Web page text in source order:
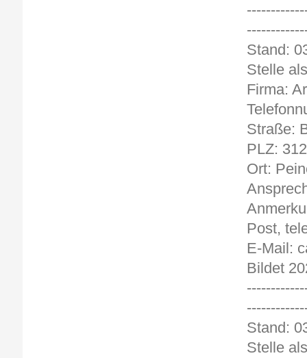
Stelle
Firma:
Straße:
PLZ:
Ort:
Post,
E-Mail:
Bildet
Stelle